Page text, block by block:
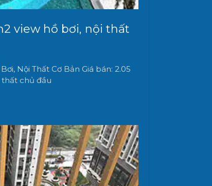
view hồ bơi, nội thất
Nội Thất Cơ Bản Giá bán: 2.05
chủ đầu